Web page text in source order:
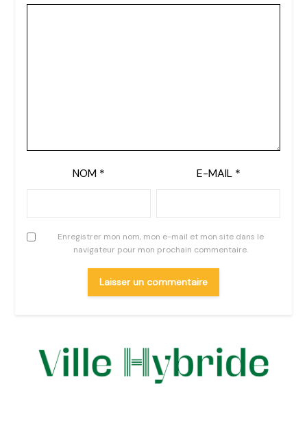
NOM * E-MAIL *
Enregistrer mon nom, mon e-mail et mon site dans le
navigateur pour mon prochain commentaire.